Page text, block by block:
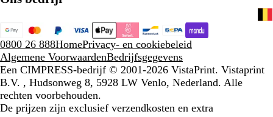
0800 26 888HomePrivacy- en cookiebeleid
Algemene VoorwaardenBedrijfsgegevens
Een CIMPRESS-bedrijf © 2001-2026 VistaPrint. Vistaprint
B.V. , Hudsonweg 8, 5928 LW Venlo, Nederland. Alle
rechten voorbehouden.
De prijzen zijn exclusief verzendkosten en extra